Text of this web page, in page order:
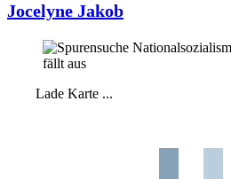
Jocelyne Jakob
Lade Karte ...